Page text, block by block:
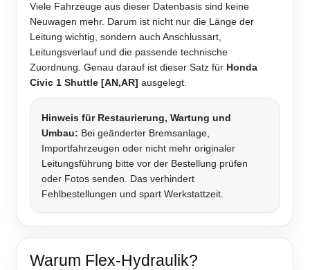
Viele Fahrzeuge aus dieser Datenbasis sind keine
Neuwagen mehr. Darum ist nicht nur die Länge der
Leitung wichtig, sondern auch Anschlussart,
Leitungsverlauf und die passende technische
Zuordnung. Genau darauf ist dieser Satz für Honda
Civic 1 Shuttle [AN,AR] ausgelegt.
Hinweis für Restaurierung, Wartung und
Umbau: Bei geänderter Bremsanlage,
Importfahrzeugen oder nicht mehr originaler
Leitungsführung bitte vor der Bestellung prüfen
oder Fotos senden. Das verhindert
Fehlbestellungen und spart Werkstattzeit.
Warum Flex-Hydraulik?